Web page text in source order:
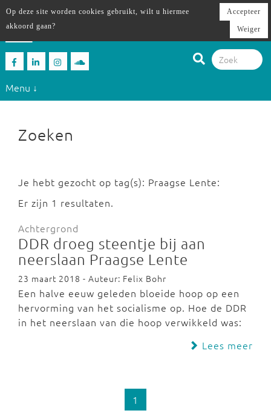
Menu ↓
Zoeken
Je hebt gezocht op tag(s): Praagse Lente:
Er zijn 1 resultaten.
Achtergrond
DDR droeg steentje bij aan
neerslaan Praagse Lente
23 maart 2018 - Auteur: Felix Bohr
Een halve eeuw geleden bloeide hoop op een
hervorming van het socialisme op. Hoe de DDR
in het neerslaan van die hoop verwikkeld was:
Lees meer
1
Op deze site worden cookies gebruikt, wilt u hiermee
akkoord gaan?
Accepteer
Weiger